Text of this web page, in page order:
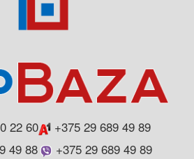
22 60
+375 29 689 49 89
49 88
+375 29 689 49 89